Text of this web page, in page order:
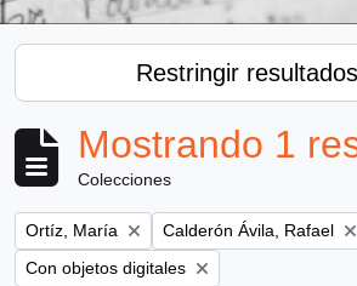
Restringir
Mostrando 1
Colecciones
Remove filter:
Ortíz, María Remove filter:
Calderón Ávila, Rafael
Remove filter:
Con objetos digitales